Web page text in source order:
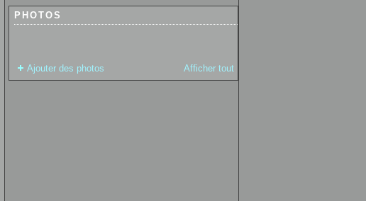
PHOTOS
Ajouter des photos Afficher tout